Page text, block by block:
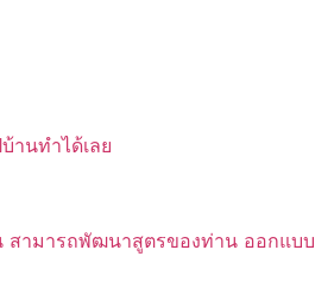
านทำได้เลย
สามารถพัฒนาสูตรของท่าน ออกแบบ